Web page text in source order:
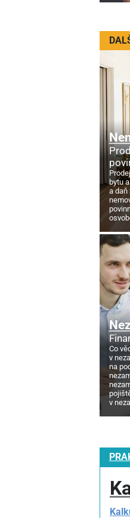
bytu
a daň
Co
v
na
v